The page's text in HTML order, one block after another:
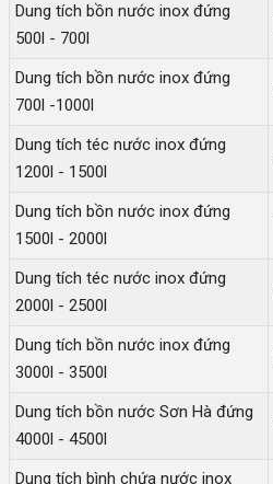
Dung tích bồn nước inox đứng
500l - 700l
Dung tích bồn nước inox đứng
700l -1000l
Dung tích téc nước inox đứng
1200l - 1500l
Dung tích bồn nước inox đứng
1500l - 2000l
Dung tích téc nước inox đứng
2000l - 2500l
Dung tích bồn nước inox đứng
3000l - 3500l
Dung tích bồn nước Sơn Hà đứng
4000l - 4500l
Dung tích bình chứa nước inox